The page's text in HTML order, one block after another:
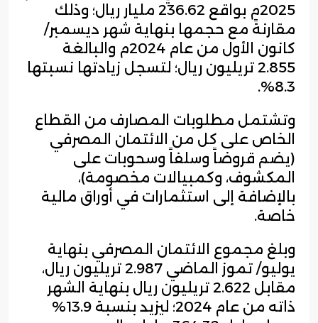
2025م بواقع 236.62 مليار ريال؛ وذلك
مقارنةً مع حجمها بنهاية شهر ديسمبر/
كانون الأول من عام 2024م والبالغة
2.855 تريليون ريال؛ لتسجل زيادتها نسبتها
8.3%.
وتشتمل مطلوبات المصارف من القطاع
الخاص على كل من الائتمان المصرفي
(يضم قروضاً وسلفاً وسحوبات على
المكشوف، وكمبيالات مخصومة)،
بالإضافة إلى استثمارات في أوراق مالية
خاصة.
وبلغ مجموع الائتمان المصرفي بنهاية
يوليو/ تموز الماضي 2.987 تريليون ريال،
مقابل 2.622 تريليون ريال بنهاية الشهر
ذاته من عام 2024؛ ليزيد بنسبة 13.9%